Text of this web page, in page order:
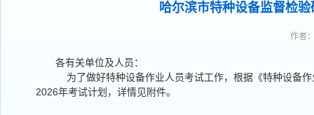
哈尔滨市特种设备监督检
作者
各有关单位及人员：
为了做好特种设备作业人员考试工作，根据《特种设备
2026年考试计划，详情见附件。